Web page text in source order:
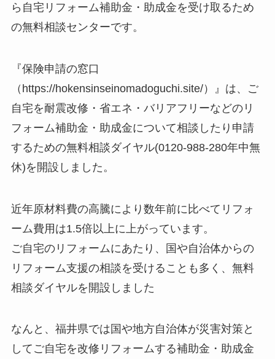
ら自宅リフォーム補助金・助成金を受け取るため
の無料相談センターです。
『保険申請の窓口
（https://hokensinseinomadoguchi.site/）』は、ご
自宅を耐震改修・省エネ・バリアフリーなどのリ
フォーム補助金・助成金について相談したり申請
するための無料相談ダイヤル(0120-988-280年中無
休)を開設しました。
近年原材料費の高騰により数年前に比べてリフォ
ーム費用は1.5倍以上に上がっています。
ご自宅のリフォームにあたり、国や自治体からの
リフォーム支援の相談を受けることも多く、無料
相談ダイヤルを開設しました
なんと、福井県では国や地方自治体が災害対策と
してご自宅を改修リフォームする補助金・助成金